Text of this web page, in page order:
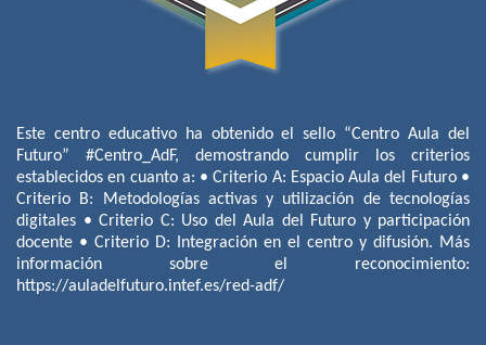
Este centro educativo ha obtenido el sello “Centro Aula del
Futuro” #Centro_AdF, demostrando cumplir los criterios
establecidos en cuanto a: • Criterio A: Espacio Aula del Futuro •
Criterio B: Metodologías activas y utilización de tecnologías
digitales • Criterio C: Uso del Aula del Futuro y participación
docente • Criterio D: Integración en el centro y difusión. Más
información sobre el reconocimiento:
https://auladelfuturo.intef.es/red-adf/